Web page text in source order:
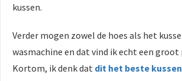
kussen.
Verder mogen zowel de hoes als het
wasmachine en dat vind ik echt een
Kortom, ik denk dat dit het beste kussen